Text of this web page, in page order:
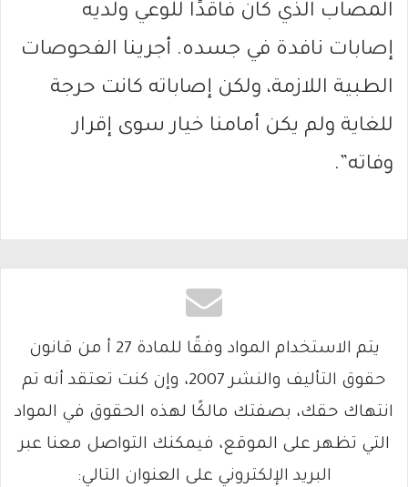
المصاب الذي كان فاقدًا للوعي ولديه
إصابات نافدة في جسده. أجرينا الفحوصات
الطبية اللازمة، ولكن إصاباته كانت حرجة
للغاية ولم يكن أمامنا خيار سوى إقرار
وفاته”.
يتم الاستخدام المواد وفقًا للمادة 27 أ من قانون
حقوق التأليف والنشر 2007، وإن كنت تعتقد أنه تم
انتهاك حقك، بصفتك مالكًا لهذه الحقوق في المواد
التي تظهر على الموقع، فيمكنك التواصل معنا عبر
البريد الإلكتروني على العنوان التالي: